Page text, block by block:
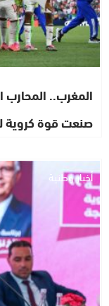
المغرب.. المحارب
صنعت قوة كروية
أخبار وطنية